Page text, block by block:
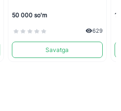
50 000 so'm
629
Savatga
1